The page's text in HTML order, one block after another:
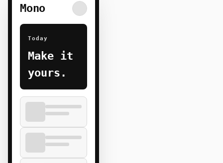
Mono
Today
Make it
yours.